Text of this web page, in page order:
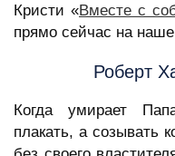
Кристи «Вместе с
прямо сейчас на
Роберт
Когда умирает
плакать, а созывать